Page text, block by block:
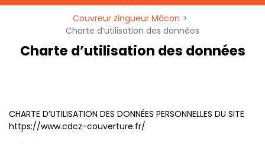
Couvreur zingueur Mâcon
Charte d’utilisation des données
Charte d’utilisation des données
CHARTE D’UTILISATION DES DONNÉES PERSONNELLES DU SITE
https://www.cdcz-couverture.fr/